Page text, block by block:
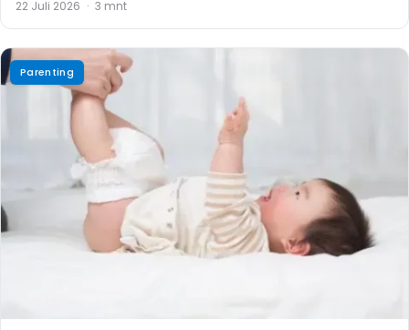
22 Juli 2026 · 3 mnt
Parenting